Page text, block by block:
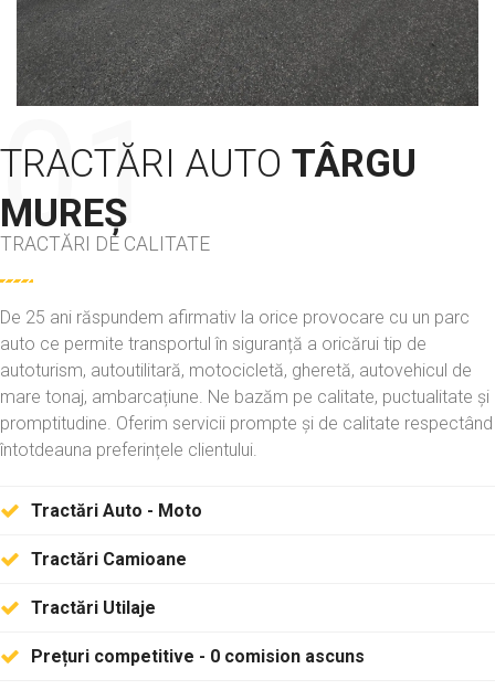
TRACTĂRI AUTO TÂRGU
MUREȘ
TRACTĂRI DE CALITATE
De 25 ani răspundem afirmativ la orice provocare cu un parc
auto ce permite transportul în siguranță a oricărui tip de
autoturism, autoutilitară, motocicletă, gheretă, autovehicul de
mare tonaj, ambarcațiune. Ne bazăm pe calitate, puctualitate și
promptitudine. Oferim servicii prompte și de calitate respectând
întotdeauna preferințele clientului.
Tractări Auto - Moto
Tractări Camioane
Tractări Utilaje
Prețuri competitive - 0 comision ascuns